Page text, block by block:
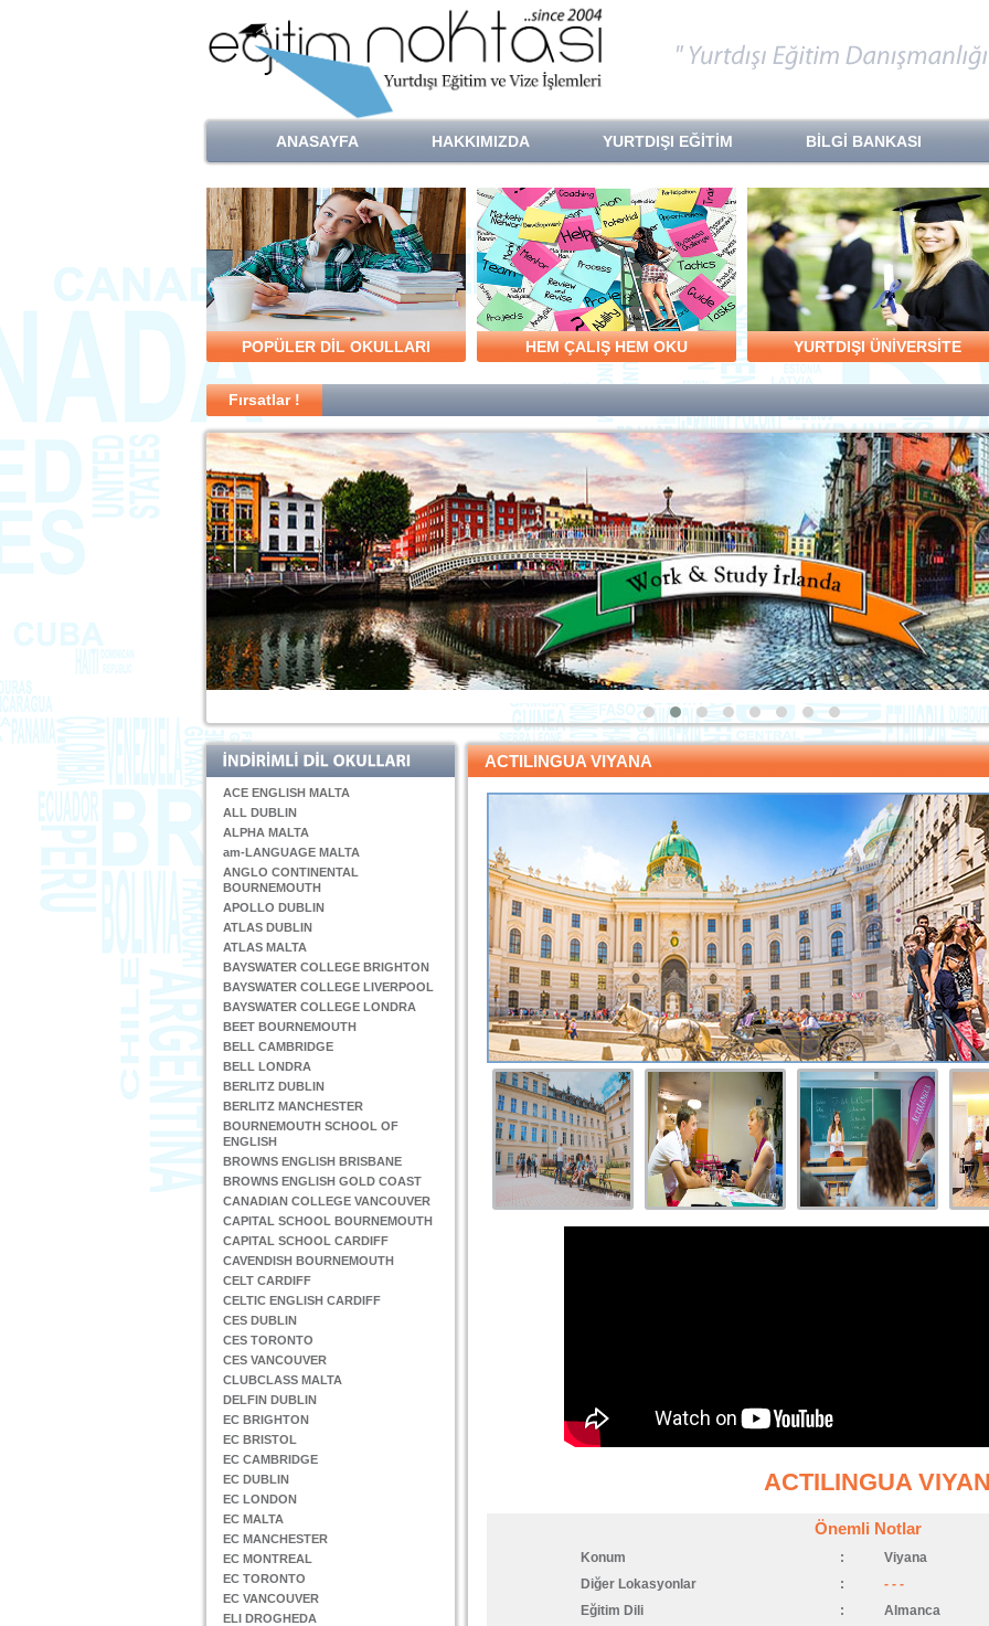
ANASAYFA HAKKIMIZDA YURTDIŞI EĞİTİM BİLGİ BANKASI
POPÜLER DİL OKULLARI HEM ÇALIŞ HEM OKU YURTDIŞI ÜNİVERSİTE
Fırsatlar !
ACE ENGLISH MALTA
ALL DUBLIN
ALPHA MALTA
am-LANGUAGE MALTA
ANGLO CONTINENTAL
BOURNEMOUTH
APOLLO DUBLIN
ATLAS DUBLIN
ATLAS MALTA
BAYSWATER COLLEGE BRIGHTON
BAYSWATER COLLEGE LIVERPOOL
BAYSWATER COLLEGE LONDRA
BEET BOURNEMOUTH
BELL CAMBRIDGE
BELL LONDRA
BERLITZ DUBLIN
BERLITZ MANCHESTER
BOURNEMOUTH SCHOOL OF
ENGLISH
BROWNS ENGLISH BRISBANE
BROWNS ENGLISH GOLD COAST
CANADIAN COLLEGE VANCOUVER
CAPITAL SCHOOL BOURNEMOUTH
CAPITAL SCHOOL CARDIFF
CAVENDISH BOURNEMOUTH
CELT CARDIFF
CELTIC ENGLISH CARDIFF
CES DUBLIN
CES TORONTO
CES VANCOUVER
CLUBCLASS MALTA
DELFIN DUBLIN
EC BRIGHTON
EC BRISTOL
EC CAMBRIDGE
EC DUBLIN
EC LONDON
EC MALTA
EC MANCHESTER
EC MONTREAL
EC TORONTO
EC VANCOUVER
ELI DROGHEDA
ACTILINGUA VIYANA
ACTILINGUA
Önemli Notlar
Konum :
Viyana
Diğer Lokasyonlar
:
- - -
Eğitim Dili
:
Almanca